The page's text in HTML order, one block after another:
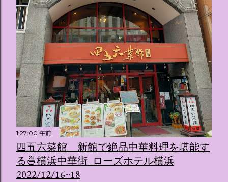
1:27:00 午前
四五六菜館 新館で絶品中華料理を堪能す
る🍜横浜中華街_ローズホテル横浜
2022/12/16~18